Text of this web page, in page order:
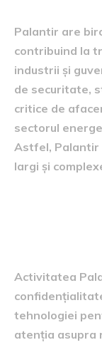
Palantir are
contribuind la
industrii și
de securitate,
critice de
sectorul
Astfel, Palantir
largi și
Activitatea
tehnologiei
atenția asupra